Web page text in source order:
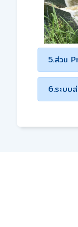
5.ส่วน
6.ระบบ